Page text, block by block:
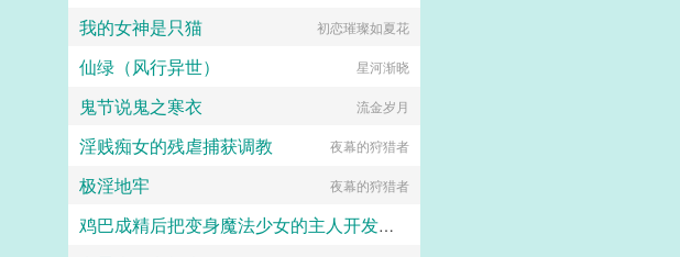
我的女神是只猫 初恋璀璨如夏花
仙绿（风行异世） 星河渐晓
鬼节说鬼之寒衣 流金岁月
淫贱痴女的残虐捕获调教 夜幕的狩猎者
极淫地牢 夜幕的狩猎者
鸡巴成精后把变身魔法少女的主人开发成肉便器